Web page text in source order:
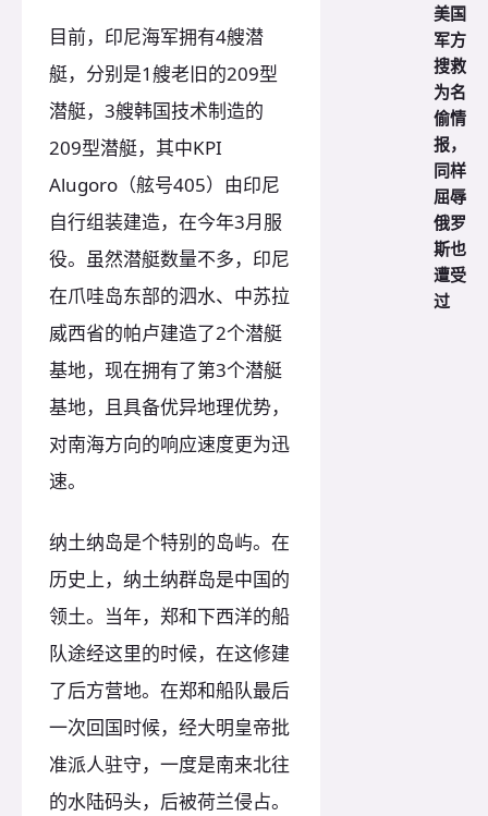
目前，印尼海军拥有4艘潜
艇，分别是1艘老旧的209型
潜艇，3艘韩国技术制造的
209型潜艇，其中KPI
Alugoro（舷号405）由印尼
自行组装建造，在今年3月服
役。虽然潜艇数量不多，印尼
在爪哇岛东部的泗水、中苏拉
威西省的帕卢建造了2个潜艇
基地，现在拥有了第3个潜艇
基地，且具备优异地理优势，
对南海方向的响应速度更为迅
速。
纳土纳岛是个特别的岛屿。在
历史上，纳土纳群岛是中国的
领土。当年，郑和下西洋的船
队途经这里的时候，在这修建
了后方营地。在郑和船队最后
一次回国时候，经大明皇帝批
准派人驻守，一度是南来北往
的水陆码头，后被荷兰侵占。
美国
军方
搜救
为名
偷情
报，
同样
屈辱
俄罗
斯也
遭受
过